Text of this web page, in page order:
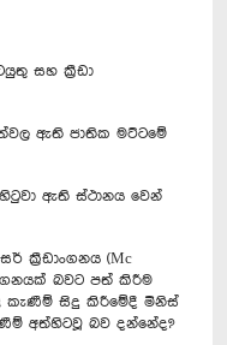
සහ ක්‍රීඩා
ඇති ජාතික මට්ටමේ
ඇති ස්ථානය වෙන්
ක්‍රීඩාංගනය (Mc
බවට පත් කිරීම
කැණීම් සිදු කිරීමේදී මිනිස්
අත්හිටවූ බව දන්නේද?